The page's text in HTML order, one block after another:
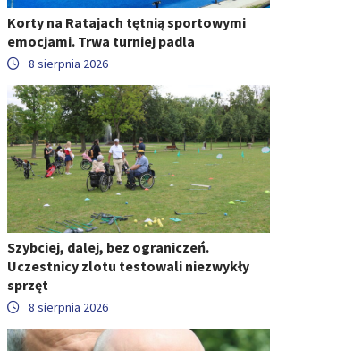
Korty na Ratajach tętnią sportowymi
emocjami. Trwa turniej padla
8 sierpnia 2026
Szybciej, dalej, bez ograniczeń.
Uczestnicy zlotu testowali niezwykły
sprzęt
8 sierpnia 2026